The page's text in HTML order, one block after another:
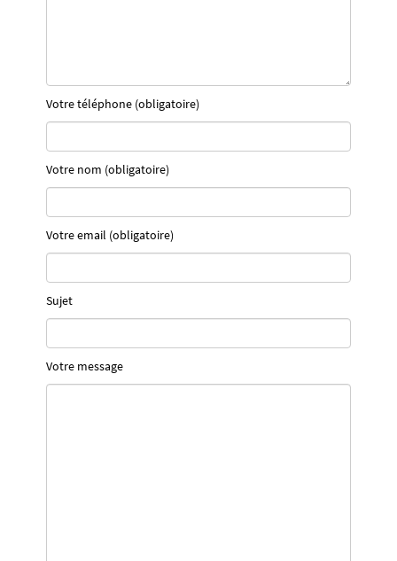
Votre téléphone (obligatoire)
Votre nom (obligatoire)
Votre email (obligatoire)
Sujet
Votre message